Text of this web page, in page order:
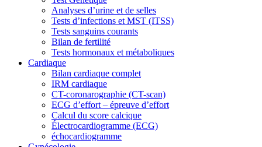
Analyses d’urine et de selles
Tests d’infections et MST (ITSS)
Tests sanguins courants
Bilan de fertilité
Tests hormonaux et métaboliques
Cardiaque
Bilan cardiaque complet
IRM cardiaque
CT-coronarographie (CT-scan)
ECG d’effort – épreuve d’effort
Calcul du score calcique
Électrocardiogramme (ECG)
échocardiogramme